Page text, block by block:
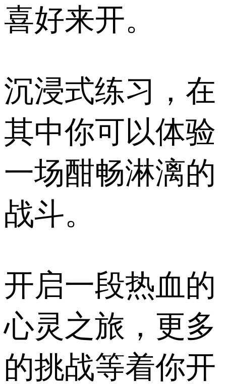
喜好来开。
沉浸式练习，在
其中你可以体验
一场酣畅淋漓的
战斗。
开启一段热血的
心灵之旅，更多
的挑战等着你开